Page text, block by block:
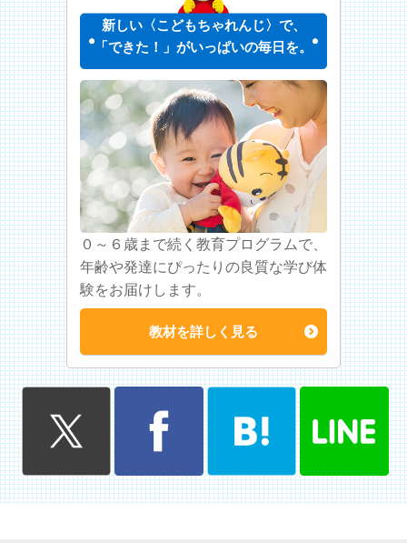
新しい〈こどもちゃれんじ〉で、
「できた！」がいっぱいの毎日を。
０～６歳まで続く教育プログラムで、
年齢や発達にぴったりの良質な学び体
験をお届けします。
教材を詳しく見る